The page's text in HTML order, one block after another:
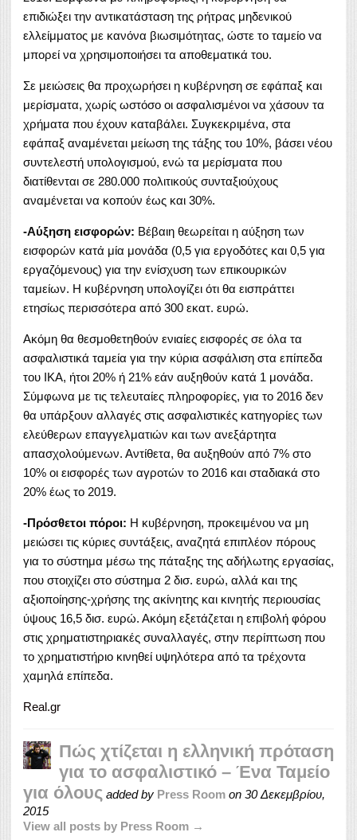
επιδιώξει την αντικατάσταση της ρήτρας μηδενικού
ελλείμματος με κανόνα βιωσιμότητας, ώστε το ταμείο να
μπορεί να χρησιμοποιήσει τα αποθεματικά του.
Σε μειώσεις θα προχωρήσει η κυβέρνηση σε εφάπαξ και
μερίσματα, χωρίς ωστόσο οι ασφαλισμένοι να χάσουν τα
χρήματα που έχουν καταβάλει. Συγκεκριμένα, στα
εφάπαξ αναμένεται μείωση της τάξης του 10%, βάσει νέου
συντελεστή υπολογισμού, ενώ τα μερίσματα που
διατίθενται σε 280.000 πολιτικούς συνταξιούχους
αναμένεται να κοπούν έως και 30%.
-Αύξηση εισφορών: Βέβαιη θεωρείται η αύξηση των
εισφορών κατά μία μονάδα (0,5 για εργοδότες και 0,5 για
εργαζόμενους) για την ενίσχυση των επικουρικών
ταμείων. Η κυβέρνηση υπολογίζει ότι θα εισπράττει
ετησίως περισσότερα από 300 εκατ. ευρώ.
Ακόμη θα θεσμοθετηθούν ενιαίες εισφορές σε όλα τα
ασφαλιστικά ταμεία για την κύρια ασφάλιση στα επίπεδα
του ΙΚΑ, ήτοι 20% ή 21% εάν αυξηθούν κατά 1 μονάδα.
Σύμφωνα με τις τελευταίες πληροφορίες, για το 2016 δεν
θα υπάρξουν αλλαγές στις ασφαλιστικές κατηγορίες των
ελεύθερων επαγγελματιών και των ανεξάρτητα
απασχολούμενων. Αντίθετα, θα αυξηθούν από 7% στο
10% οι εισφορές των αγροτών το 2016 και σταδιακά στο
20% έως το 2019.
-Πρόσθετοι πόροι: Η κυβέρνηση, προκειμένου να μη
μειώσει τις κύριες συντάξεις, αναζητά επιπλέον πόρους
για το σύστημα μέσω της πάταξης της αδήλωτης εργασίας,
που στοιχίζει στο σύστημα 2 δισ. ευρώ, αλλά και της
αξιοποίησης-χρήσης της ακίνητης και κινητής περιουσίας
ύψους 16,5 δισ. ευρώ. Ακόμη εξετάζεται η επιβολή φόρου
στις χρηματιστηριακές συναλλαγές, στην περίπτωση που
το χρηματιστήριο κινηθεί υψηλότερα από τα τρέχοντα
χαμηλά επίπεδα.
Real.gr
Πώς χτίζεται η ελληνική πρόταση
για το ασφαλιστικό – Ένα Ταμείο
για όλους added by Press Room on 30 Δεκεμβρίου,
2015
View all posts by Press Room →